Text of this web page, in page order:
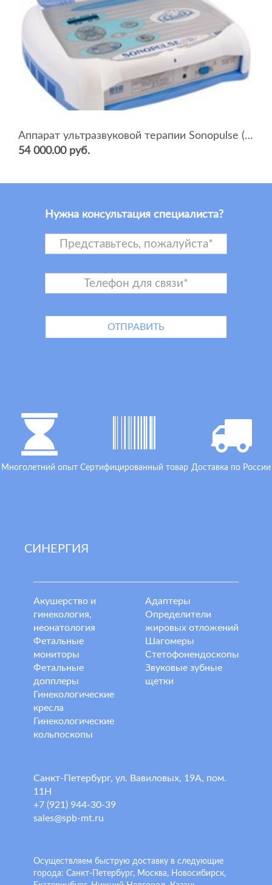
Аппарат ультразвуковой терапии Sonopulse (мультичастотный 1 и 3 Мгц)
54 000.00 руб.
Нужна консультация специалиста?
Многолетний опыт Сертифицированный товар Доставка по России
СИНЕРГИЯ
Акушерство и
гинекология,
неонатология
Фетальные
мониторы
Фетальные
допплеры
Гинекологические
кресла
Гинекологические
кольпоскопы
Адаптеры
Определители
жировых отложений
Шагомеры
Стетофонендоскопы
Звуковые зубные
щетки
Санкт-Петербург, ул. Вавиловых, 19А, пом.
11Н
+7 (921) 944-30-39
sales@spb-mt.ru
Осуществляем быструю доставку в следующие
города: Санкт-Петербург, Москва, Новосибирск,